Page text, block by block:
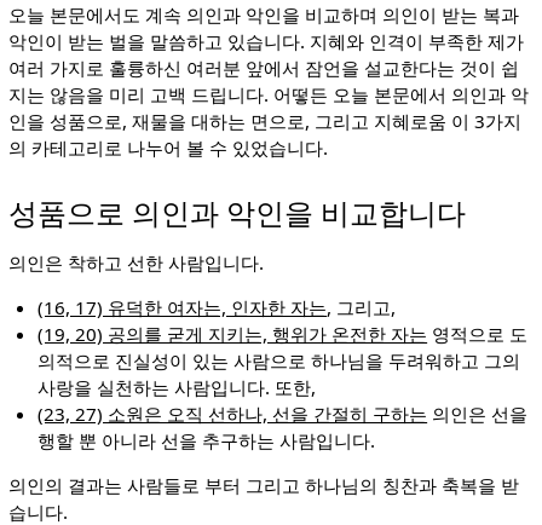
오늘 본문에서도 계속 의인과 악인을 비교하며 의인이 받는 복과
악인이 받는 벌을 말씀하고 있습니다. 지혜와 인격이 부족한 제가
여러 가지로 훌륭하신 여러분 앞에서 잠언을 설교한다는 것이 쉽
지는 않음을 미리 고백 드립니다. 어떻든 오늘 본문에서 의인과 악
인을 성품으로, 재물을 대하는 면으로, 그리고 지혜로움 이 3가지
의 카테고리로 나누어 볼 수 있었습니다.
성품으로 의인과 악인을 비교합니다
의인은 착하고 선한 사람입니다.
(16, 17) 유덕한 여자는, 인자한 자는, 그리고,
(19, 20) 공의를 굳게 지키는, 행위가 온전한 자는 영적으로 도
의적으로 진실성이 있는 사람으로 하나님을 두려워하고 그의
사랑을 실천하는 사람입니다. 또한,
(23, 27) 소원은 오직 선하나, 선을 간절히 구하는 의인은 선을
행할 뿐 아니라 선을 추구하는 사람입니다.
의인의 결과는 사람들로 부터 그리고 하나님의 칭찬과 축복을 받
습니다.